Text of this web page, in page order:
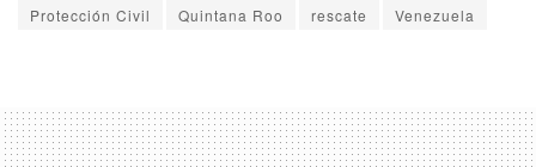
Protección Civil Quintana Roo rescate Venezuela